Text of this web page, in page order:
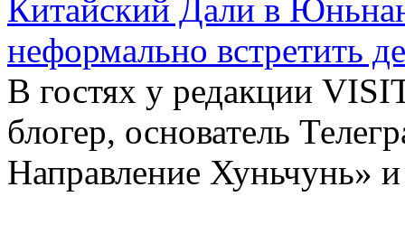
Китайский Дали в
неформально встретить
В гостях у редакции
блогер, основатель
Направление Хуньчунь»